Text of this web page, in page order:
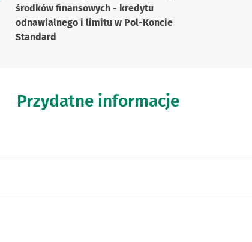
środków finansowych - kredytu
odnawialnego i limitu w Pol-Koncie
Standard
Przydatne informacje